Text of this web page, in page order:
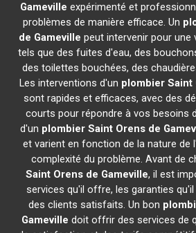
Gameville expérimenté et
problèmes de manière efficace. Un
de Gameville peut intervenir pour une
tels que des fuites d'eau, des
des toilettes bouchées, des
Les interventions d'un plombier Saint
sont rapides et efficaces, avec des
courts pour répondre à vos besoins
d'un plombier Saint Orens de
et varient en fonction de la nature de
complexité du problème. Avant de
Saint Orens de Gameville, il est
services qu'il offre, les garanties
des clients satisfaits. Un bon
Gameville doit offrir des services de